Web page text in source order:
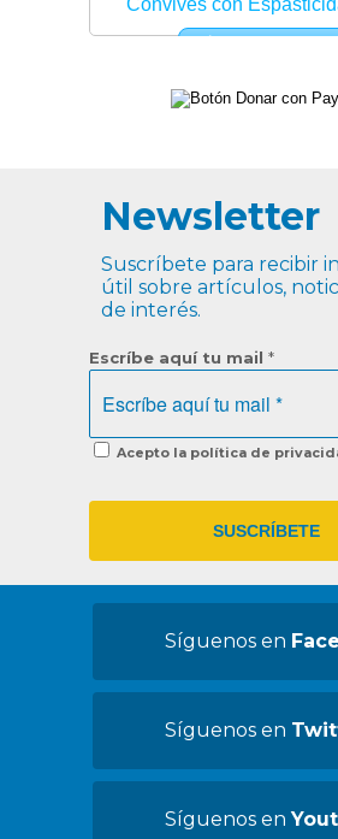
Newsletter
Suscríbete para recibir
útil sobre artículos,
de interés.
Escríbe aquí tu mail *
Acepto la política de
Síguenos en
Síguenos en
Síguenos en